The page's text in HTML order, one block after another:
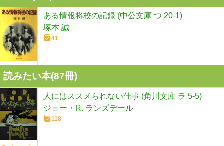
ある情報将校の記録 (中公文庫 つ 20-1)
塚本 誠
41
読みたい本(87冊)
人にはススメられない仕事 (角川文庫 ラ 5-5)
ジョー・R. ランズデール
118